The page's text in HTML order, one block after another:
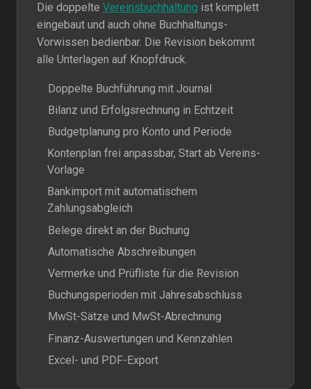
Die doppelte Vereinsbuchhaltung ist komplett
eingebaut und auch ohne Buchhaltungs-
Vorwissen bedienbar. Die Revision bekommt
alle Unterlagen auf Knopfdruck.
Doppelte Buchführung mit Journal
Bilanz und Erfolgsrechnung in Echtzeit
Budgetplanung pro Konto und Periode
Kontenplan frei anpassbar, Start ab Vereins-
Vorlage
Bankimport mit automatischem
Zahlungsabgleich
Belege direkt an der Buchung
Automatische Abschreibungen
Vermerke und Prüfliste für die Revision
Buchungsperioden mit Jahresabschluss
MwSt-Sätze und MwSt-Abrechnung
Finanz-Auswertungen und Kennzahlen
Excel- und PDF-Export